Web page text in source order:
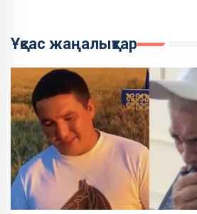
Ұқсас жаңалықтар